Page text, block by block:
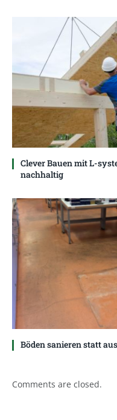
Clever Bauen mit L-
nachhaltig
Böden sanieren statt
Comments are closed.